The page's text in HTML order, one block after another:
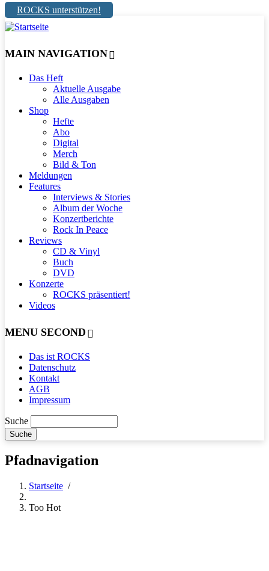
ROCKS unterstützen!
MAIN NAVIGATION
Das Heft
Aktuelle Ausgabe
Alle Ausgaben
Shop
Hefte
Abo
Digital
Merch
Bild & Ton
Meldungen
Features
Interviews & Stories
Album der Woche
Konzertberichte
Rock In Peace
Reviews
CD & Vinyl
Buch
DVD
Konzerte
ROCKS präsentiert!
Videos
MENU SECOND
Das ist ROCKS
Datenschutz
Kontakt
AGB
Impressum
Suche
Pfadnavigation
Startseite /
Too Hot